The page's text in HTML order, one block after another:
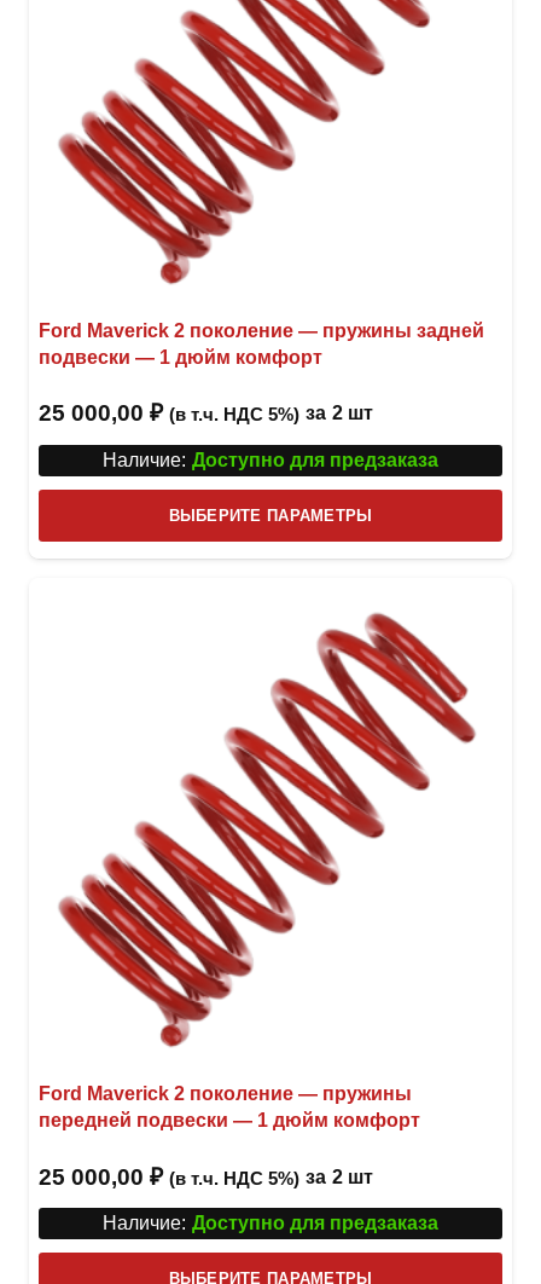
Ford Maverick 2 поколение — пружины задней
подвески — 1 дюйм комфорт
25 000,00 ₽ (в т.ч. НДС 5%) за 2 шт
Наличие: Доступно для предзаказа
ВЫБЕРИТЕ ПАРАМЕТРЫ
товар
Ford Maverick 2 поколение — пружины
передней подвески — 1 дюйм комфорт
25 000,00 ₽ (в т.ч. НДС 5%) за 2 шт
Наличие: Доступно для предзаказа
ВЫБЕРИТЕ ПАРАМЕТРЫ